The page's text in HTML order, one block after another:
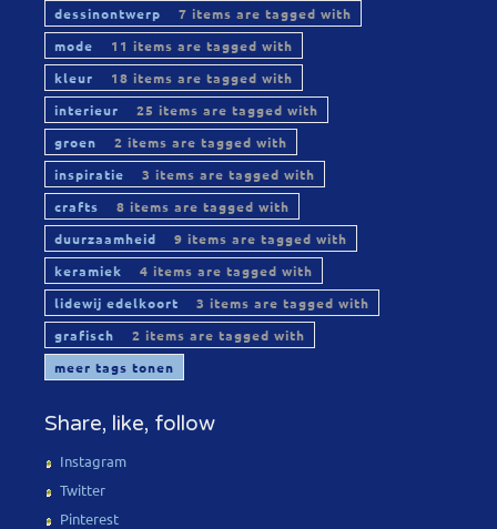
dessinontwerp
7 items are tagged with
mode
11 items are tagged with
kleur
18 items are tagged with
interieur
25 items are tagged with
groen
2 items are tagged with
inspiratie
3 items are tagged with
crafts
8 items are tagged with
duurzaamheid
9 items are tagged with
keramiek
4 items are tagged with
lidewij edelkoort
3 items are tagged with
grafisch
2 items are tagged with
meer tags tonen
Share, like, follow
Instagram
Twitter
Pinterest